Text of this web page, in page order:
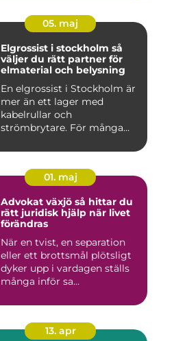
05. maj
Elgrossist i stockholm så
väljer du rätt partner för
elmaterial och belysning
En elgrossist i Stockholm är
mer än ett lager med
kabelrullar och
strömbrytare. För många
01. maj
Advokat växjö så hittar du
rätt juridisk hjälp när livet
förändras
När en tvist, en separation
eller ett brottsmål plötsligt
dyker upp i vardagen ställs
många inför sa...
13. apr